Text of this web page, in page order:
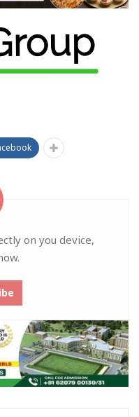
on you device,